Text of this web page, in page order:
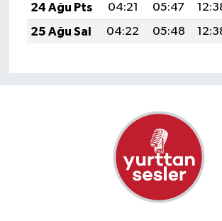
24 Ağu Pts
04:21 05:47
25 Ağu Sal
04:22 05:48